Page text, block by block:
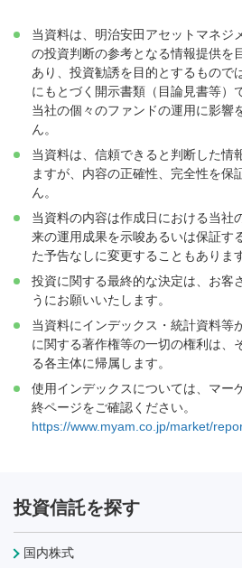
当資料は、明治安田アセットマネジ
の投資判断の参考となる情報提供を
あり、投資勧誘を目的とするもので
にもとづく開示書類（目論見書等）
当社の個々のファンドの運用に影響
ん。
当資料は、信頼できると判断した情
ますが、内容の正確性、完全性を保
ん。
当資料の内容は作成日における当社
来の運用成果を示唆あるいは保証す
た予告なしに変更することもありま
投資に関する最終的な決定は、お客
うにお願いいたします。
当資料にインデックス・統計資料等
に関する著作権等の一切の権利は、
る各主体に帰属します。
使用インデックスについては、マー
終ページをご確認ください。
https://www.myam.co.jp/market/
投資信託を探す
国内株式